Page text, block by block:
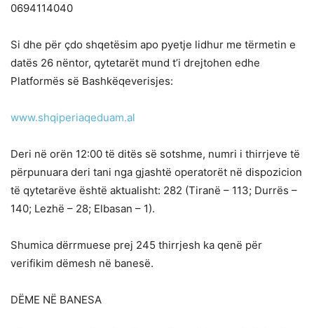
0694114040
Si dhe për çdo shqetësim apo pyetje lidhur me tërmetin e
datës 26 nëntor, qytetarët mund t’i drejtohen edhe
Platformës së Bashkëqeverisjes:
www.shqiperiaqeduam.al
Deri në orën 12:00 të ditës së sotshme, numri i thirrjeve të
përpunuara deri tani nga gjashtë operatorët në dispozicion
të qytetarëve është aktualisht: 282 (Tiranë – 113; Durrës –
140; Lezhë – 28; Elbasan – 1).
Shumica dërrmuese prej 245 thirrjesh ka qenë për
verifikim dëmesh në banesë.
DËME NË BANESA